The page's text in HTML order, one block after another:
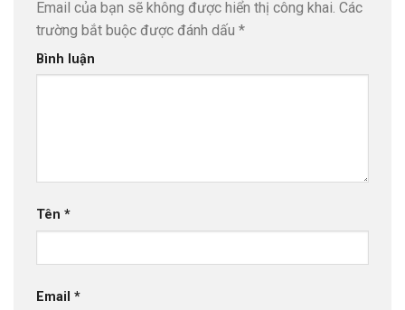
Email của bạn sẽ không được hiển thị công khai. Các
trường bắt buộc được đánh dấu *
Bình luận
Tên *
Email *